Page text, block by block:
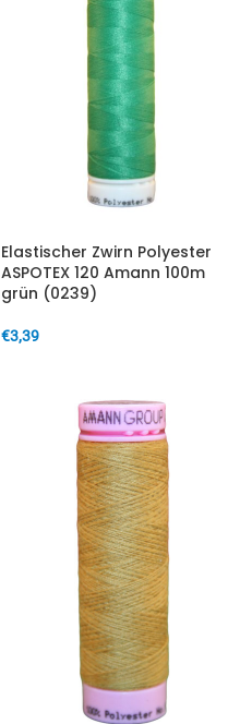
Elastischer Zwirn Polyester
ASPOTEX 120 Amann 100m
grün (0239)
€3,39